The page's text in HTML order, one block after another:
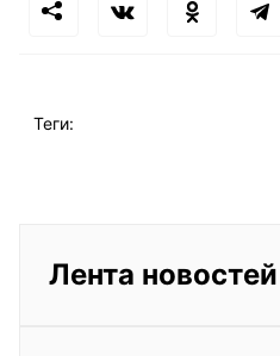
Теги:
Лента новостей